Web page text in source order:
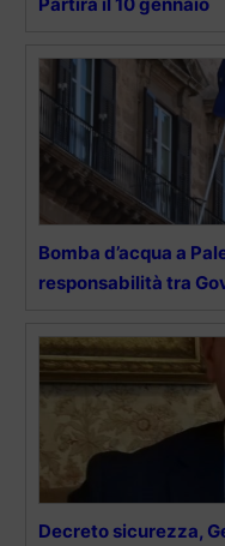
Bomba d’acqua a
responsabilità tra
Decreto sicurezza,